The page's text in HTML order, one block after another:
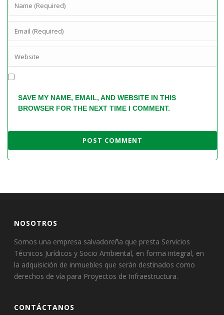
SAVE MY NAME, EMAIL, AND WEBSITE IN THIS
BROWSER FOR THE NEXT TIME I COMMENT.
NOSOTROS
Somos una empresa salvadoreña que presta Servicios
Técnicos Jurídicos y Socio Ambiental, en forma integral, en
la adquisición de inmuebles que serán destinados como
derechos de vía para Proyectos de Infraestructura.
CONTÁCTANOS